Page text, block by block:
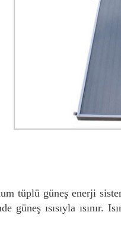
tüplü güneş enerji
güneş ısısıyla ısınır.